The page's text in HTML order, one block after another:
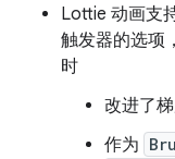
Lottie 动画支
触发器的选项
时
改进了
作为